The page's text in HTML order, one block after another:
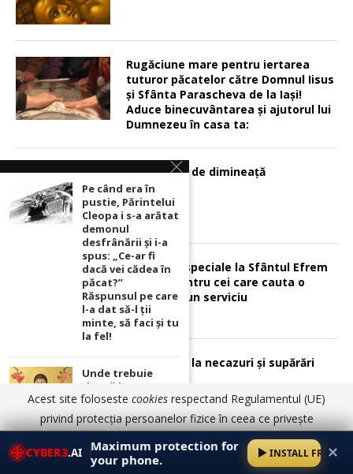
Rugăciune mare pentru iertarea
tuturor păcatelor către Domnul Iisus
şi Sfânta Parascheva de la Iaşi!
Aduce binecuvântarea şi ajutorul lui
Dumnezeu în casa ta:
3 rugăciuni de dimineață
Rugăciuni speciale la Sfântul Efrem
cel Nou pentru cei care cauta o
locuinţă şi un serviciu
3 rugăciuni la necazuri și supărări
Psalmul 126 pentru pacea în familie
CYBER3.AI Maximum protection for
your phone.
INSTALL FREE✕
Pe când era în
pustie, Părintelui
Cleopa i s-a arătat
demonul
desfrânării şi i-a
spus: „Ce-ar fi
dacă vei cădea în
păcat?”
Răspunsul pe care
l-a dat să-l ții
minte, să faci și tu
la fel!
Unde trebuie
ținută icoana cu
Maica Domnului
pentru ca
rugăciunile
noastre să prindă
putere
Acest site foloseste cookies respectand Regulamentul (UE)
privind protecția persoanelor fizice în ceea ce privește
prelucrarea datelor cu caracter personal și privind libera
circulație a acestor date.
Detalii aici